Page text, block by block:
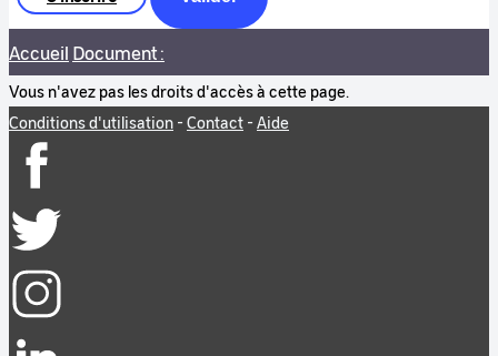
Accueil Document :
Vous n'avez pas les droits d'accès à cette page.
Conditions d'utilisation - Contact - Aide